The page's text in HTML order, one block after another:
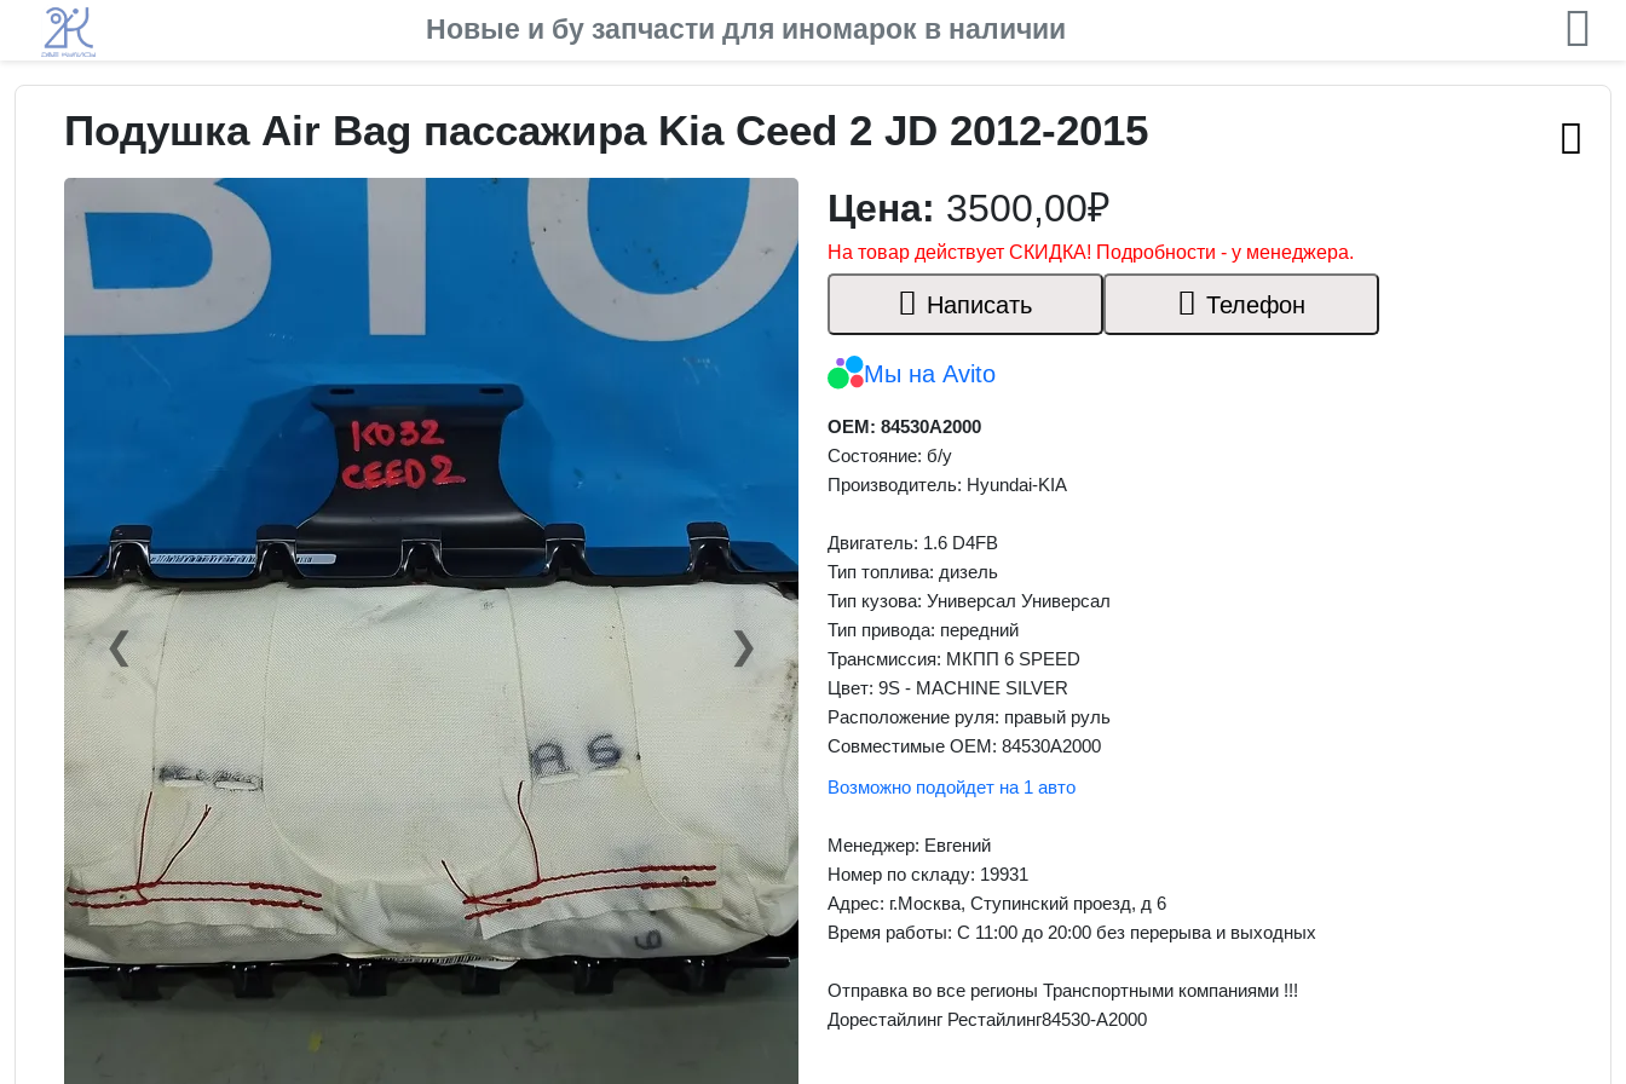
Новые и бу запчасти для иномарок в наличии
Подушка Air Bag пассажира Kia Ceed 2 JD 2012-2015
❮Previous ❯
Next
Цена: 3500,00₽
На товар действует СКИДКА! Подробности - у менеджера.
Написать Телефон
Мы на Avito
OEM: 84530A2000
Состояние: б/у
Производитель: Hyundai-KIA
Двигатель: 1.6 D4FB
Тип топлива: дизель
Тип кузова: Универсал Универсал
Тип привода: передний
Трансмиссия: МКПП 6 SPEED
Цвет: 9S - MACHINE SILVER
Расположение руля: правый руль
Совместимые OEM: 84530A2000
Возможно подойдет на 1 авто
Менеджер: Евгений
Номер по складу: 19931
Адрес: г.Москва, Ступинский проезд, д 6
Время работы: С 11:00 до 20:00 без перерыва и выходных
Отправка во все регионы Транспортными компаниями !!!
Дорестайлинг Рестайлинг84530-A2000